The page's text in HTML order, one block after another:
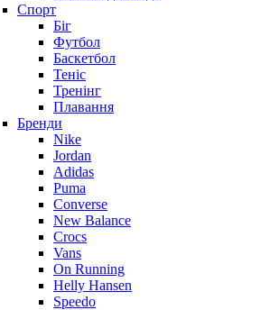
Спорт
Біг
Футбол
Баскетбол
Теніс
Тренінг
Плавання
Бренди
Nike
Jordan
Adidas
Puma
Converse
New Balance
Crocs
Vans
On Running
Helly Hansen
Speedo